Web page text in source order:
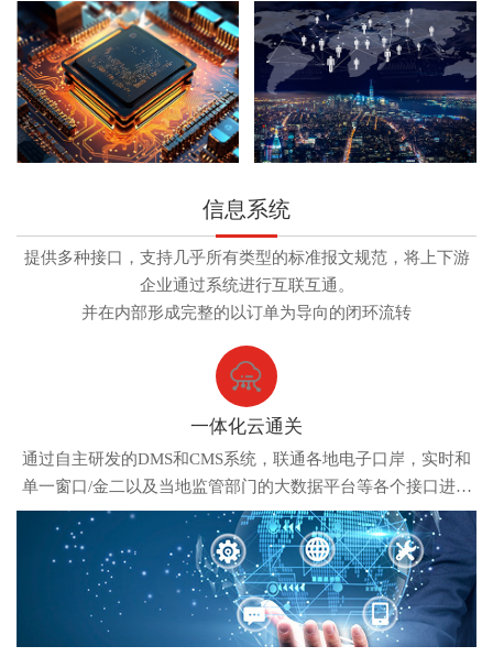
信息系统
提供多种接口，支持几乎所有类型的标准报文规范，将上下游
企业通过系统进行互联互通。
并在内部形成完整的以订单为导向的闭环流转
一体化云通关
通过自主研发的DMS和CMS系统，联通各地电子口岸，实时和
单一窗口/金二以及当地监管部门的大数据平台等各个接口进行
无缝连接